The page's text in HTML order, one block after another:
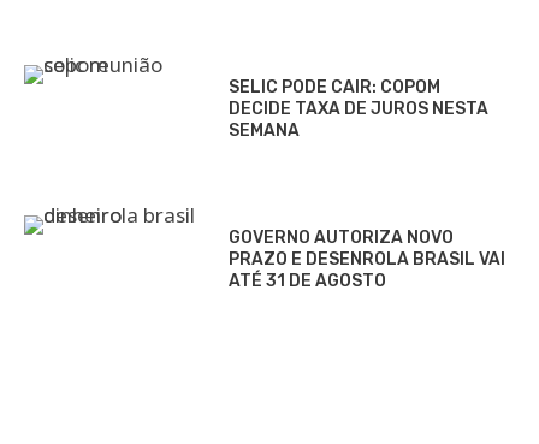
SELIC PODE CAIR: COPOM
DECIDE TAXA DE JUROS NESTA
SEMANA
GOVERNO AUTORIZA NOVO
PRAZO E DESENROLA BRASIL VAI
ATÉ 31 DE AGOSTO